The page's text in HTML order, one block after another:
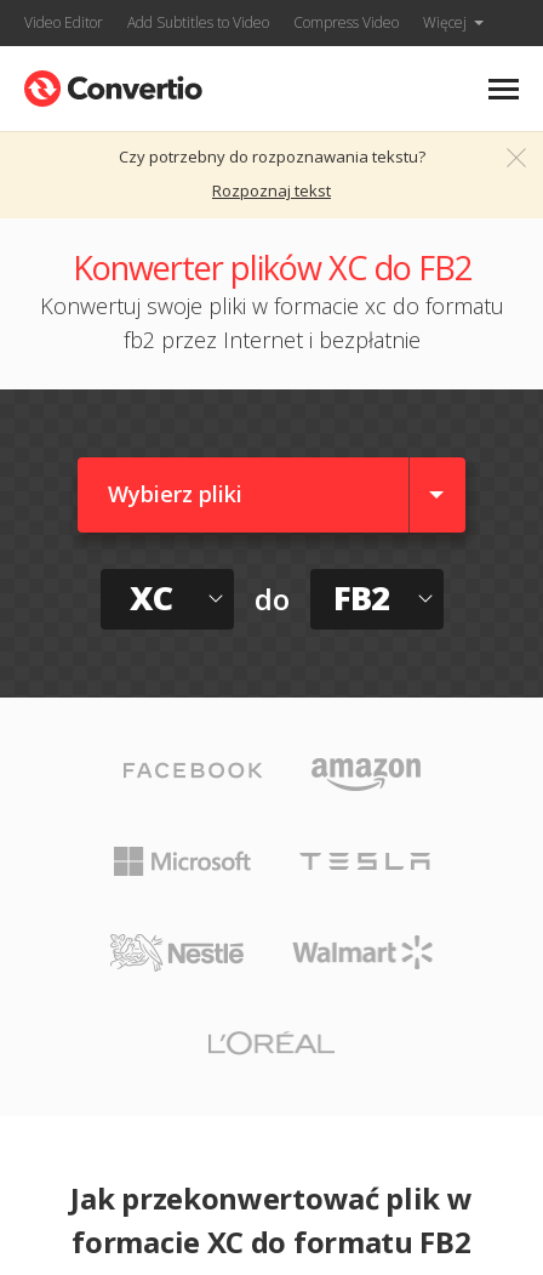
Video Editor Add Subtitles to Video Compress Video Więcej
Czy potrzebny do rozpoznawania tekstu?
Rozpoznaj tekst
Konwerter plików XC do FB2
Konwertuj swoje pliki w formacie xc do formatu
fb2 przez Internet i bezpłatnie
Wybierz pliki
XC do FB2
Jak przekonwertować plik w
formacie XC do formatu FB2